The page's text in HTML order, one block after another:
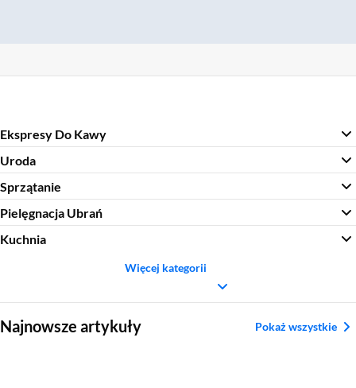
Ekspresy Do Kawy
Uroda
Sprzątanie
Pielęgnacja Ubrań
Kuchnia
Więcej kategorii
Najnowsze artykuły Pokaż wszystkie